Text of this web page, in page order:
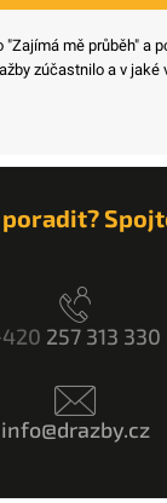
mě průběh" a
zúčastnilo a v jaké
257 313 330
info@drazby.cz